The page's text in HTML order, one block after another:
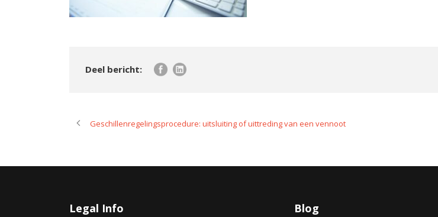
Geschillenregelingsprocedure: uitsluiting of uittreding van een vennoot
Legal Info Blog